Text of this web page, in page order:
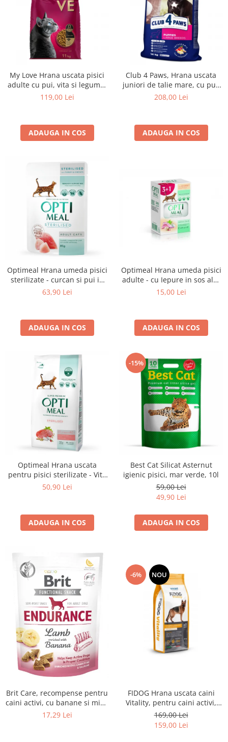
My Love Hrana uscata pisici
adulte cu pui, vita si legume,
11kg
119,00 Lei
ADAUGA IN COS
Club 4 Paws, Hrana uscata
juniori de talie mare, cu pui,
14kg
208,00 Lei
ADAUGA IN COS
Optimeal Hrana umeda pisici
sterilizate - curcan si pui in
sos, set 12*0,085kg
63,90 Lei
ADAUGA IN COS
Optimeal Hrana umeda pisici
adulte - cu Iepure in sos alb,
set 3+1, 4*0,085kg
15,00 Lei
ADAUGA IN COS
Optimeal Hrana uscata
pentru pisici sterilizate - Vita
si Sorg, 1,5kg
50,90 Lei
ADAUGA IN COS
-15%
Best Cat Silicat Asternut
igienic pisici, mar verde, 10l
59,00 Lei
49,90 Lei
ADAUGA IN COS
Brit Care, recompense pentru
caini activi, cu banane si miel,
0.15kg
17,29 Lei
-6% NOU
FIDOG Hrana uscata caini
Vitality, pentru caini activi,
20kg
169,00 Lei
159,00 Lei